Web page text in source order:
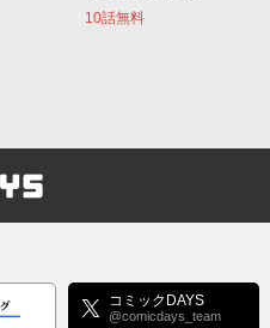
10話無料
コミックDAYS
@comicdays_team